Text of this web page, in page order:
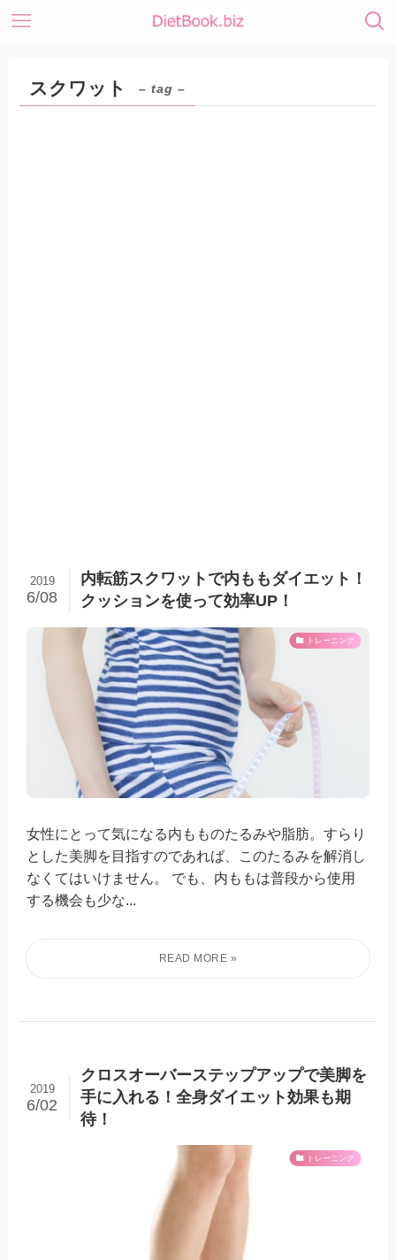
スクワット – tag –
内転筋スクワットで内ももダイエット！
クッションを使って効率UP！
2019
6/08
トレーニング
女性にとって気になる内もものたるみや脂肪。すらり
とした美脚を目指すのであれば、このたるみを解消し
なくてはいけません。 でも、内ももは普段から使用
する機会も少な...
クロスオーバーステップアップで美脚を
手に入れる！全身ダイエット効果も期
待！
2019
6/02
トレーニング